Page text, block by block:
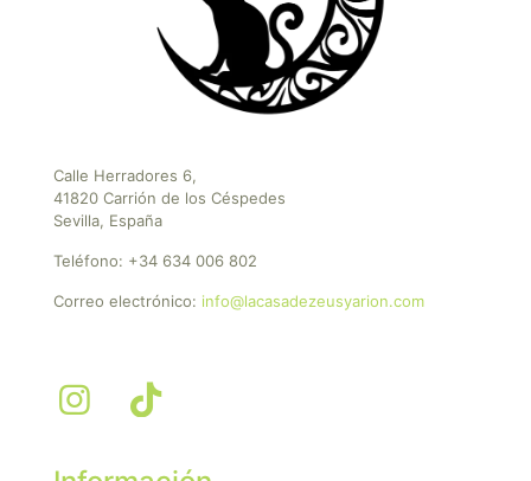
Calle Herradores 6,
41820 Carrión de los Céspedes
Sevilla, España
Teléfono: +34 634 006 802
Correo electrónico: info@lacasadezeusyarion.com